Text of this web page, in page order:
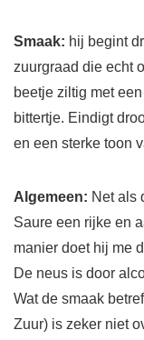
Smaak: hij begint
zuurgraad die echt
beetje ziltig met
bittertje. Eindigt
en een sterke toon
Algemeen: Net als
Saure een rijke en
manier doet hij me
De neus is door
Wat de smaak
Zuur) is zeker niet